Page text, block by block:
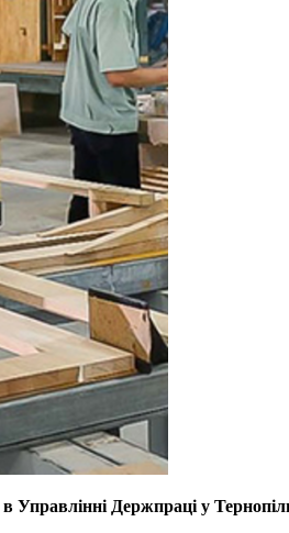
в Управлінні Держпраці у